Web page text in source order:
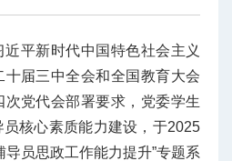
平新时代中国特色社会主义
届三中全会和全国教育大会
次党代会部署要求，党委学生
核心素质能力建设，于2025
导员思政工作能力提升”专题系